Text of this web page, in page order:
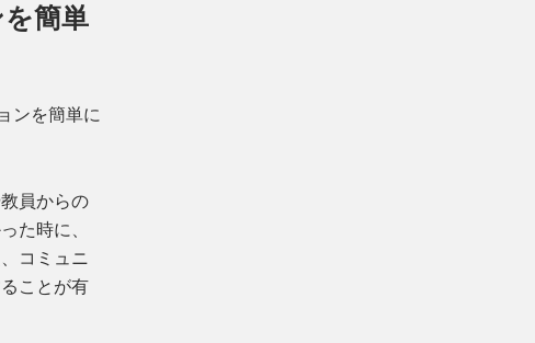
簡単
ンを簡単に
員からの
た時に、
コミュニ
ことが有